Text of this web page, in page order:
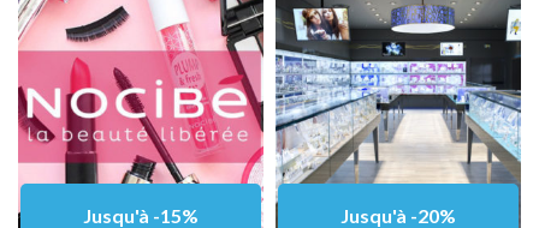
Jusqu'à -15% Jusqu'à -20%